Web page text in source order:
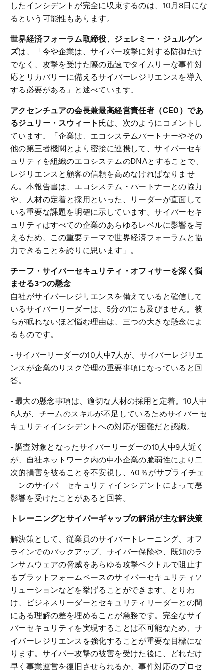
したインシデントが完全に収束するのは、10月8日にな
るという可能性もあります。
世界経済フォーラム取締役、ジェレミー・ジュルゲン
ズは、「今や企業は、サイバー攻撃に対する防御だけ
でなく、攻撃を受けた際の迅速でタイムリーな事件対
応とリカバリーに備えるサイバーレジリエンスを導入
する必要がある」と述べています。
アクセンチュアの会長兼最高経営責任者（CEO ）であ
るジュリー・スウィート 氏は、次のようにコメントし
ています。「企業は、エコシステムパートナーやその
他の第三者機関とより密接に連携して、サイバーセキ
ュリティを組織のエコシステムのDNAとすることで、
レジリエンスと顧客の信頼を高めなければなりませ
ん。本報告書は、エコシステム・パートナーとの協力
や、人材の定着と採用といった、リーダーが直面して
いる重要な課題を明確に示しています。サイバーセキ
ュリティはすべての企業のあらゆるレベルに影響を与
えるため、この重要テーマで世界経済フォーラムと協
力できることを誇りに思います」。
チーフ・サイバーセキュリティ・オフィサーを深く悩
ませる3つの懸念
自社がサイバーレジリエンスを備えていると確信して
いるサイバーリーダーは、5分の1にも及びません。彼
らが眠れないほど悩む理由は、三つの大きな懸念によ
るものです。
- サイバーリーダーの10人中7人が、サイバーレジリエ
ンスが企業のリスク管理の重要事項になっていると回
答。
- 最大の懸念事項は、適切な人材の採用と定着。10人中
6人が、チームのスキルが不足しているためサイバーセ
キュリティインシデントへの対応が困難だと認識。
- 調査対象となったサイバーリーダーの10人中9人近く
が、自社ネットワーク内の中小企業の脆弱性により二
次的損害を被ることを不安視し、40％がサプライチェ
ーンのサイバーセキュリティインシデントによって悪
影響を受けたことがあると回答。
トレーニングとサイバーギャップの解消が主な解決策
解決策として、従業員のサイバートレーニング、オフ
ラインでのバックアップ、サイバー保険や、既知のラ
ンサムウェアの脅威をあらゆる攻撃ベクトルで阻止す
るプラットフォームベースのサイバーセキュリティソ
リューションなどを挙げることができます。とりわ
け、ビジネスリーダーとセキュリティリーダーとの間
にある理解の差を埋めることが急務です。完全なサイ
バーセキュリティを実現することは不可能なため、サ
イバーレジリエンスを強化することが重要な目標にな
ります。サイバー攻撃の被害を受けた後に、どれだけ
早く事業運営を復旧させられるか、事件対応のプロセ